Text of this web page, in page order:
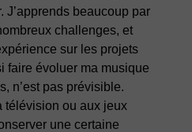
J’apprends beaucoup par
challenges, et
sur les projets
faire évoluer ma musique
n’est pas prévisible.
télévision ou aux jeux
une certaine